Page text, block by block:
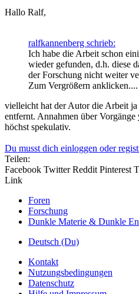
Hallo Ralf,
ralfkannenberg schrieb:
Ich habe die Arbeit schon
wieder gefunden, d.h. diese
der Forschung nicht weiter
Zum Vergrößern anklicken....
vielleicht hat der Autor die Arbeit
entfernt. Annahmen über Vorgänge
höchst spekulativ.
Du musst dich einloggen oder
Teilen:
Facebook Twitter Reddit Pinterest
Link
Foren
Forschung
Dunkle Materie & Dunkle
Deutsch (Du)
Kontakt
Nutzungsbedingungen
Datenschutz